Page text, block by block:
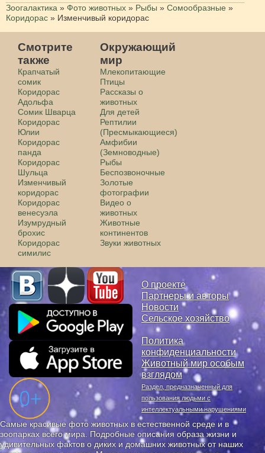
Зоогалактика » Фото животных » Рыбы » Сомообразные »
Коридорас » Изменчивый коридорас
Смотрите
также
Крапчатый
сомик
Коридорас
Адольфа
Сомик Шварца
Коридорас
Юлии
Коридорас
панда
Коридорас
Шульца
Изменчивый
коридорас
Коридорас
венесуэла
Изумрудный
брохис
Коридорас
симилис
Окружающий
мир
Млекопитающие
Птицы
Рассказы о
животных
Для детей
Рептилии
(Пресмыкающиеся)
Амфибии
(Земноводные)
Рыбы
Беспозвоночные
Золотые
фотографии
Видео о
животных
Животные
континентов
Звуки животных
О проекте
Партнеры и авторы
Новости
Сельское хозяйство
Политика
конфиденциальности
Животный мир особым
взглядом
Раздел, предназначенный для
пользования людьми с
интеллектуальными нарушениями
Самые красивые фото животных в естественной среде и в
зоопарках всего мира. Подробные описания образа жизни и
удивительных фактов о диких и домашних животных от наших